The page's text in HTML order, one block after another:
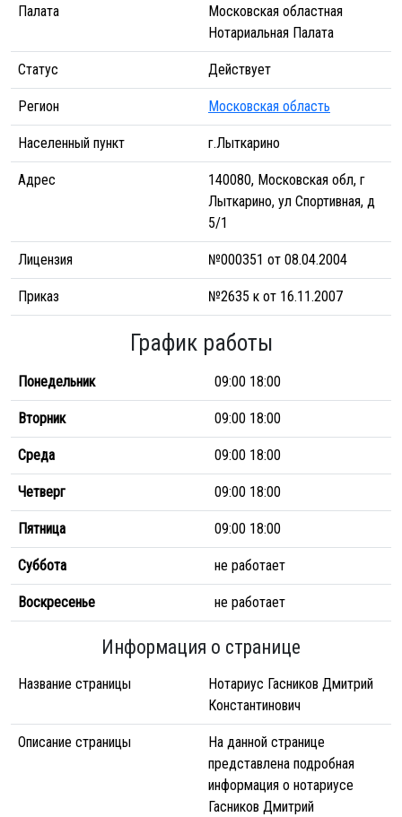
Палата
Московская областная
Нотариальная Палата
Статус Действует
Регион Московская область
Населенный пункт г.Лыткарино
Адрес
140080, Московская обл, г
Лыткарино, ул Спортивная, д
5/1
Лицензия №000351 от 08.04.2004
Приказ №2635 к от 16.11.2007
График работы
Понедельник 09:00 18:00
Вторник 09:00 18:00
Среда 09:00 18:00
Четверг 09:00 18:00
Пятница 09:00 18:00
Суббота не работает
Воскресенье не работает
Информация о странице
Название страницы
Нотариус Гасников Дмитрий
Константинович
Описание страницы
На данной странице
представлена подробная
информация о нотариусе
Гасников Дмитрий